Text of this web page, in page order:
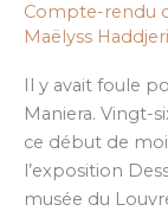
Compte-rendu
Maëlyss Haddjeri
Il y avait foule
Maniera. Vingt-
ce début de
l’exposition
musée du
côtés
Pierre
Jean
Mariette